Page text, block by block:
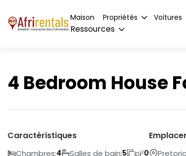
Maison Propriétés Voitures
Ressources
4 Bedroom House
Caractéristiques
Chambres:4 Salles de bain:5 pi²0 Pretoria